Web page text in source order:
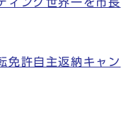
許自主返納キャン